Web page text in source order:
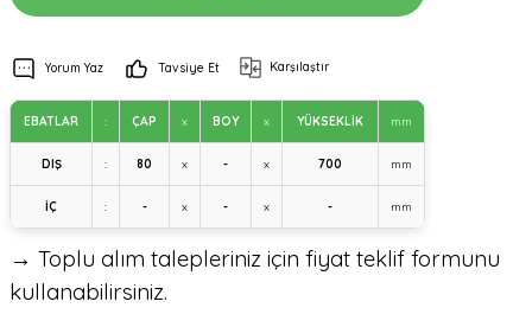
Yorum Yaz Tavsiye Et Karşılaştır
EBATLAR : ÇAP x BOY x YÜKSEKLİK mm
DIŞ : 80 x - x 700 mm
İÇ : - x - x - mm
→ Toplu alım talepleriniz için fiyat teklif formunu
kullanabilirsiniz.